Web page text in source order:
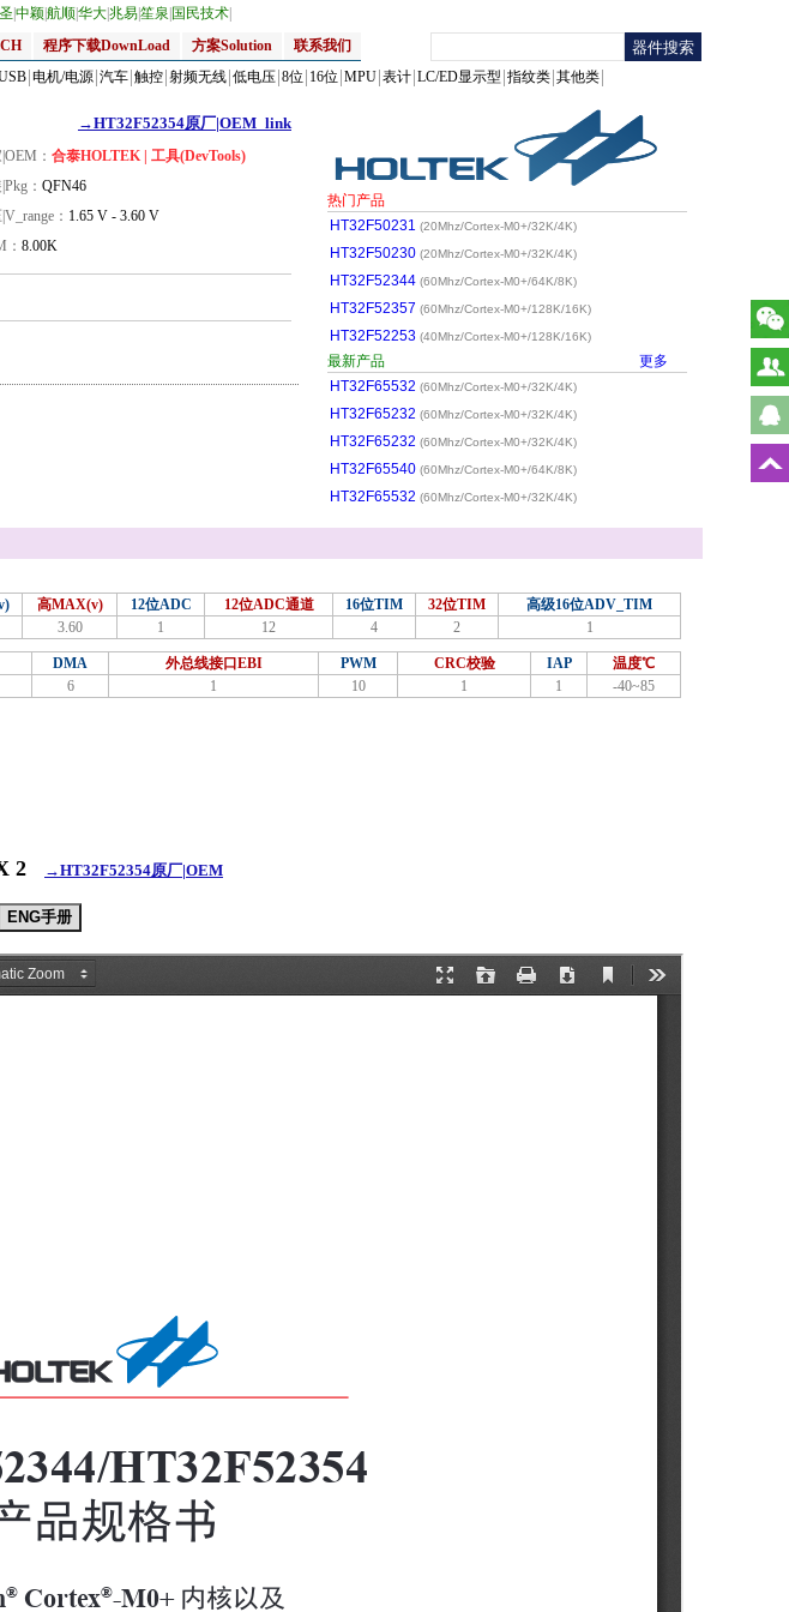
中颖航顺华大兆易笙泉 国民技术
程序下载DownLoad 方案Solution
联系我们
电机/电源 汽车 触控 射频无线 低电压 8位 16位 MPU 表计 LC/ED显示型 指纹类 其他类
→HT32F52354原厂|OEM_link
： 合泰HOLTEK | 工具(DevTools)
： QFN46
： 1.65 V - 3.60 V
： 8.00K
热门产品
HT32F50231 (20Mhz/Cortex-M0+/32K/4K)
HT32F50230 (20Mhz/Cortex-M0+/32K/4K)
HT32F52344 (60Mhz/Cortex-M0+/64K/8K)
HT32F52357 (60Mhz/Cortex-M0+/128K/16K)
HT32F52253 (40Mhz/Cortex-M0+/128K/16K)
最新产品
更多
HT32F65532 (60Mhz/Cortex-M0+/32K/4K)
HT32F65232 (60Mhz/Cortex-M0+/32K/4K)
HT32F65232 (60Mhz/Cortex-M0+/32K/4K)
HT32F65540 (60Mhz/Cortex-M0+/64K/8K)
HT32F65532 (60Mhz/Cortex-M0+/32K/4K)
高MAX(v) 12位ADC 12位ADC通道 16位TIM 32位TIM
高级16位ADV_TIM
3.60 1 12 4 2 1
DMA 外总线接口EBI PWM CRC校验 IAP
温度℃
6 1 10 1 1 -40~85
2 →HT32F52354原厂|OEM
ENG手册